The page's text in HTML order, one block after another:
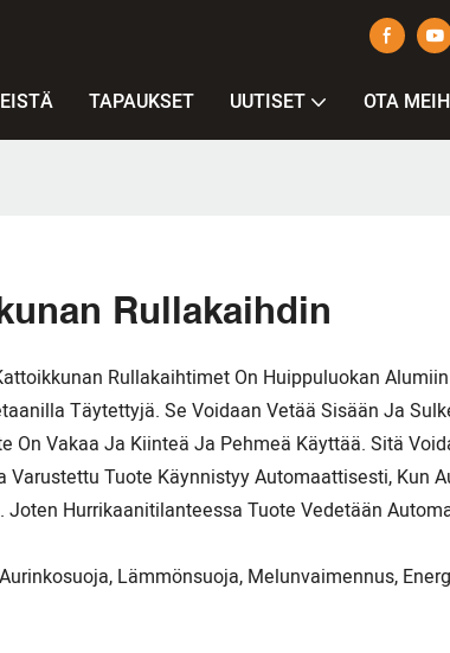
TAPAUKSET UUTISET OTA
Rullakaihdin
Rullakaihtimet On Huippuluokan
Täytettyjä. Se Voidaan Vetää Sisään Ja
On Vakaa Ja Kiinteä Ja Pehmeä Käyttää. Sitä
Varustettu Tuote Käynnistyy Automaattisesti, Kun
Joten Hurrikaanitilanteessa Tuote Vedetään
Lämmönsuoja, Melunvaimennus,